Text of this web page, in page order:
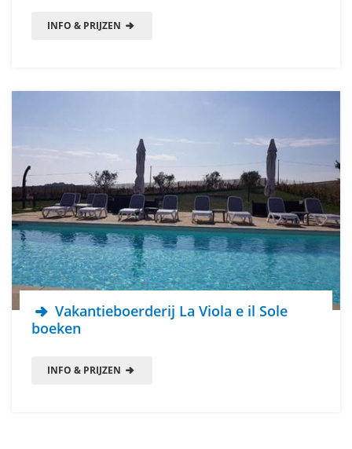
INFO & PRIJZEN
Vakantieboerderij La Viola e il Sole
boeken
INFO & PRIJZEN